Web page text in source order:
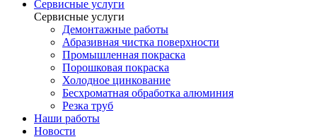
Сервисные услуги
Сервисные услуги
Демонтажные работы
Абразивная чистка поверхности
Промышленная покраска
Порошковая покраска
Холодное цинкование
Бесхроматная обработка алюминия
Резка труб
Наши работы
Новости